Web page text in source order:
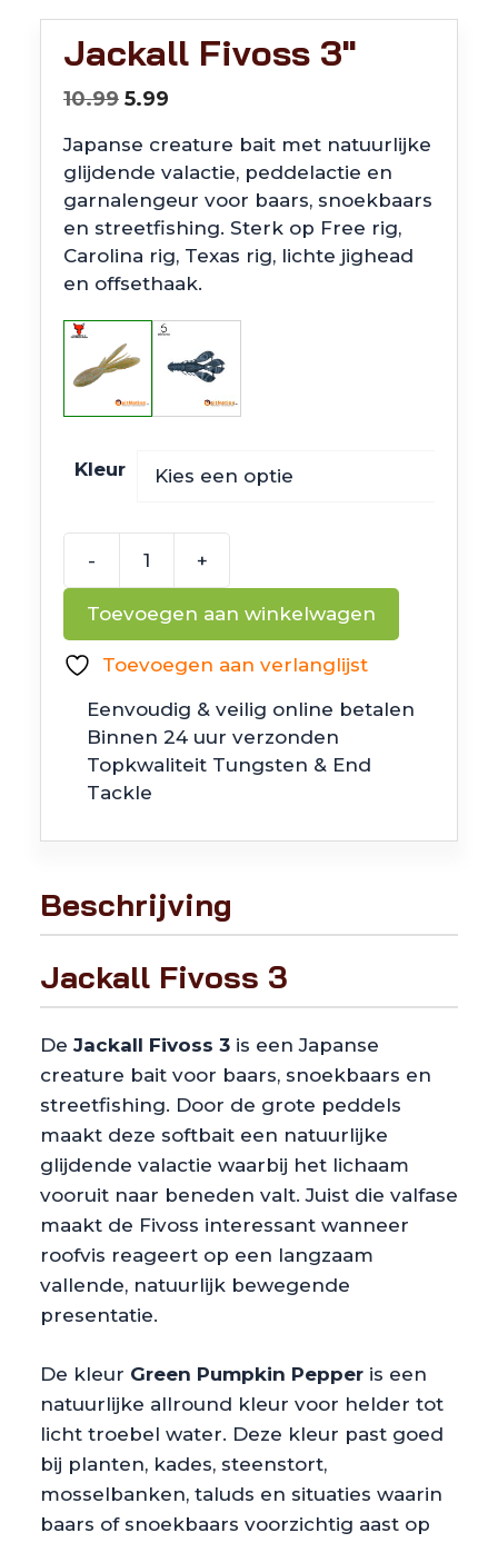
Jackall Fivoss 3″
10.99 Oorspronkelijke
was:
€10.99.
5.99
is:
Japanse creature bait met natuurlijke
glijdende valactie, peddelactie en
garnalengeur voor baars, snoekbaars
en streetfishing. Sterk op Free rig,
Carolina rig, Texas rig, lichte jighead
en offsethaak.
Kleur
-
3"
+
Toevoegen aan winkelwagen
Toevoegen aan verlanglijst
Eenvoudig & veilig online betalen
Binnen 24 uur verzonden
Topkwaliteit Tungsten & End
Tackle
Beschrijving
Jackall Fivoss 3
De Jackall Fivoss 3 is een Japanse
creature bait voor baars, snoekbaars en
streetfishing. Door de grote peddels
maakt deze softbait een natuurlijke
glijdende valactie waarbij het lichaam
vooruit naar beneden valt. Juist die valfase
maakt de Fivoss interessant wanneer
roofvis reageert op een langzaam
vallende, natuurlijk bewegende
presentatie.
De kleur Green Pumpkin Pepper is een
natuurlijke allround kleur voor helder tot
licht troebel water. Deze kleur past goed
bij planten, kades, steenstort,
mosselbanken, taluds en situaties waarin
baars of snoekbaars voorzichtig aast op